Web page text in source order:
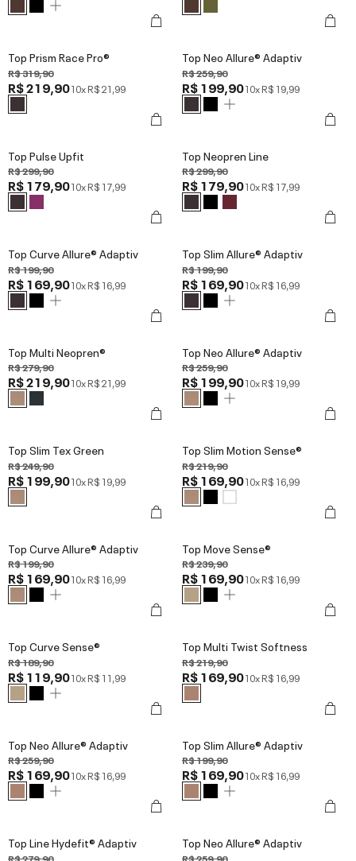
Top Prism Race Pro®
R$ 319,90
R$ 219,9010xR$ 21,99
Top Neo Allure® Adaptiv
R$ 259,90
R$ 199,9010xR$ 19,99
Top Pulse Upfit
R$ 299,90
R$ 179,9010xR$ 17,99
Top Neopren Line
R$ 299,90
R$ 179,9010xR$ 17,99
Top Curve Allure® Adaptiv
R$ 199,90
R$ 169,9010xR$ 16,99
Top Slim Allure® Adaptiv
R$ 199,90
R$ 169,9010xR$ 16,99
Top Multi Neopren®
R$ 279,90
R$ 219,9010xR$ 21,99
Top Neo Allure® Adaptiv
R$ 259,90
R$ 199,9010xR$ 19,99
Top Slim Tex Green
R$ 249,90
R$ 199,9010xR$ 19,99
Top Slim Motion Sense®
R$ 219,90
R$ 169,9010xR$ 16,99
Top Curve Allure® Adaptiv
R$ 199,90
R$ 169,9010xR$ 16,99
Top Move Sense®
R$ 239,90
R$ 169,9010xR$ 16,99
Top Curve Sense®
R$ 189,90
R$ 119,9010xR$ 11,99
Top Multi Twist Softness
R$ 219,90
R$ 169,9010xR$ 16,99
Top Neo Allure® Adaptiv
R$ 259,90
R$ 169,9010xR$ 16,99
Top Slim Allure® Adaptiv
R$ 199,90
R$ 169,9010xR$ 16,99
Top Line Hydefit® Adaptiv
R$ 279,90
Top Neo Allure® Adaptiv
R$ 259,90